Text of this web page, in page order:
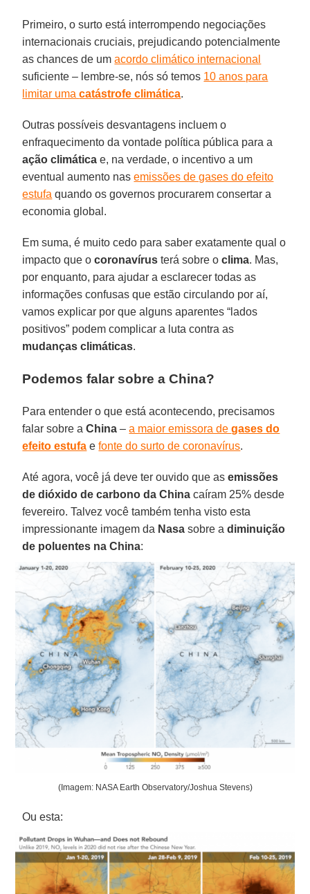
Primeiro, o surto está interrompendo negociações
internacionais cruciais, prejudicando potencialmente
as chances de umacordo climático internacional
suficiente – lembre-se, nós só temos 10 anos para
limitar umacatástrofe climática.
Outras possíveis desvantagens incluem o
enfraquecimento da vontade política pública para a
ação climática e, na verdade, o incentivo a um
eventual aumento nasemissões de gases do efeito
estufa quando os governos procurarem consertar a
economia global.
Em suma, é muito cedo para saber exatamente qual o
impacto que ocoronavírus terá sobre oclima. Mas,
por enquanto, para ajudar a esclarecer todas as
informações confusas que estão circulando por aí,
vamos explicar por que alguns aparentes “lados
positivos” podem complicar a luta contra as
mudanças climáticas.
Podemos falar sobre a China?
Para entender o que está acontecendo, precisamos
falar sobre aChina –a maior emissora degases do
efeito estufa efonte do surto de coronavírus.
Até agora, você já deve ter ouvido que asemissões
de dióxido de carbono da China caíram 25% desde
fevereiro. Talvez você também tenha visto esta
impressionante imagem da Nasa sobre adiminuição
de poluentes na China:
(Imagem: NASA Earth Observatory/Joshua Stevens)
Ou esta: